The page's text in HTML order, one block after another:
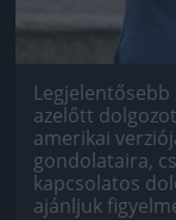
azelőtt
amerikai
gondolataira,
kapcsolatos
ajánljuk